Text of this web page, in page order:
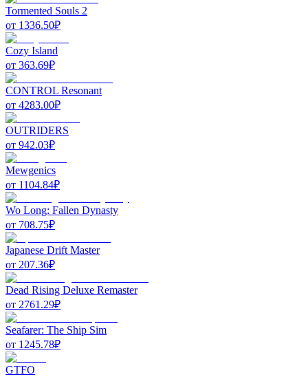
Tormented Souls 2
от 1336.50₽
Cozy Island
от 363.69₽
CONTROL Resonant
от 4283.00₽
OUTRIDERS
от 942.03₽
Mewgenics
от 1104.84₽
Wo Long: Fallen Dynasty
от 708.75₽
Japanese Drift Master
от 207.36₽
Dead Rising Deluxe Remaster
от 2761.29₽
Seafarer: The Ship Sim
от 1245.78₽
GTFO